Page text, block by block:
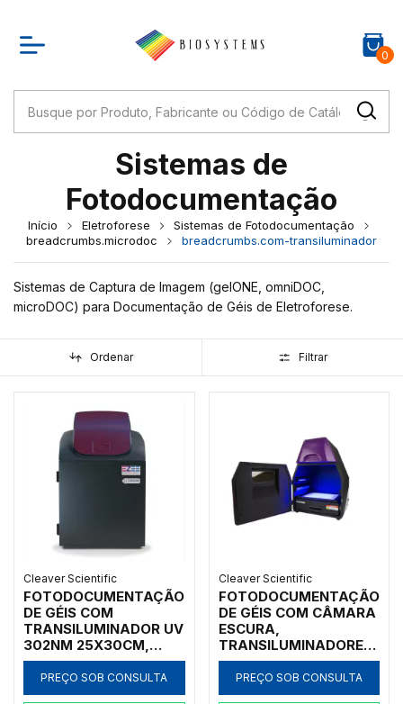
0
Sistemas de
Fotodocumentação
Início Eletroforese
Sistemas de Fotodocumentação
breadcrumbs.microdoc
breadcrumbs.com-transiluminador
Sistemas de Captura de Imagem (gelONE, omniDOC,
microDOC) para Documentação de Géis de Eletroforese.
Ordenar Filtrar
Cleaver Scientific
FOTODOCUMENTAÇÃO
DE GÉIS COM
TRANSILUMINADOR UV
302NM 25X30CM,
COM PC/LAPTOP, COM
MÓDULO RGB
PREÇO SOB CONSULTA
Cleaver Scientific
FOTODOCUMENTAÇÃO
DE GÉIS COM CÂMARA
ESCURA,
TRANSILUMINADORES
UV 312NM E LUZ
BRANCA 21x26CM,
5MP, FILTRO
PREÇO SOB CONSULTA